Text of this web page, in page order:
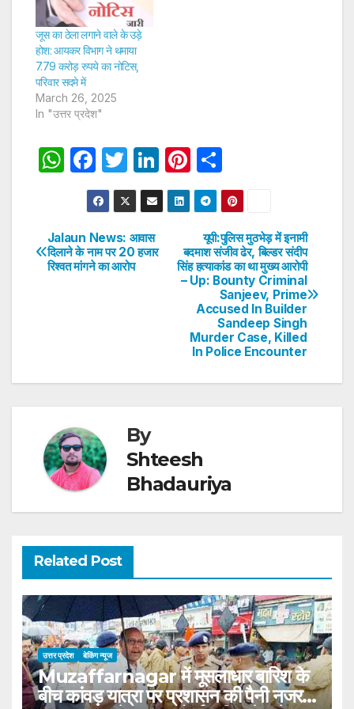
जूस का ठेला लगाने वाले के उड़े
होश: आयकर विभाग ने थमाया
7.79 करोड़ रुपये का नोटिस,
परिवार सदमे में
March 26, 2025
In "उत्तर प्रदेश"
W
s
A
F
a
c
e
b
T
w
itt
er
Li
n
k
dI
Pi
nt
er
e
st
h
ar
e
Post
navigation
यूपी:पुलिस मुठभेड़ में इनामी
बदमाश संजीव ढेर, बिल्डर संदीप
सिंह हत्याकांड का था मुख्य आरोपी
– Up: Bounty Criminal
Sanjeev, Prime
Accused In Builder
Sandeep Singh
Murder Case, Killed
In Police Encounter
Jalaun News: आवास
दिलाने के नाम पर 20 हजार
रिश्वत मांगने का आरोप
By
Shteesh
Bhadauriya
Related Post
उत्तर प्रदेश बेकिंग न्यूज
Muzaffarnagar में मूसलाधार बारिश के
बीच कांवड़ यात्रा पर प्रशासन की पैनी नजर,